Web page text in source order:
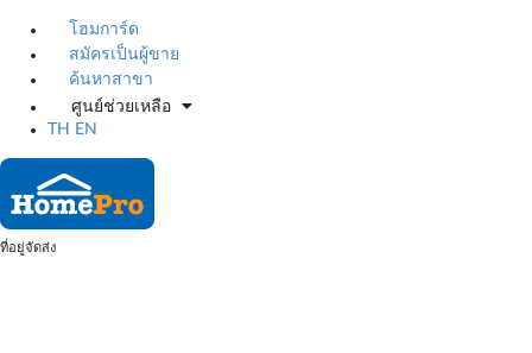
โฮมการ์ด
สมัครเป็นผู้ขาย
ค้นหาสาขา
ศูนย์ช่วยเหลือ
TH
EN
ที่อยู่จัดส่ง